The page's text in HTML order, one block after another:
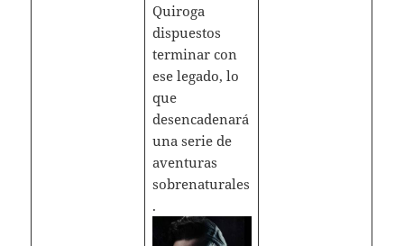
Quiroga
dispuestos
terminar con
ese legado, lo
que
desencadenará
una serie de
aventuras
sobrenaturales
.